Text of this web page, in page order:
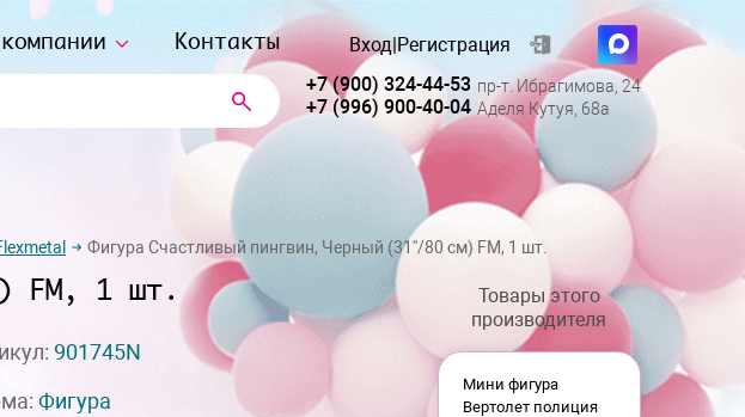
Контакты Вход|Регистрация
+7 (900) 324-44-53 пр-т. Ибрагимова, 24
+7 (996) 900-40-04 Аделя Кутуя, 68а
Фигура Счастливый пингвин, Черный (31''/80 см) FM, 1 шт.
FM, 1 шт.
901745N
Фигура
Товары этого
производителя
Мини фигура
Вертолет полиция